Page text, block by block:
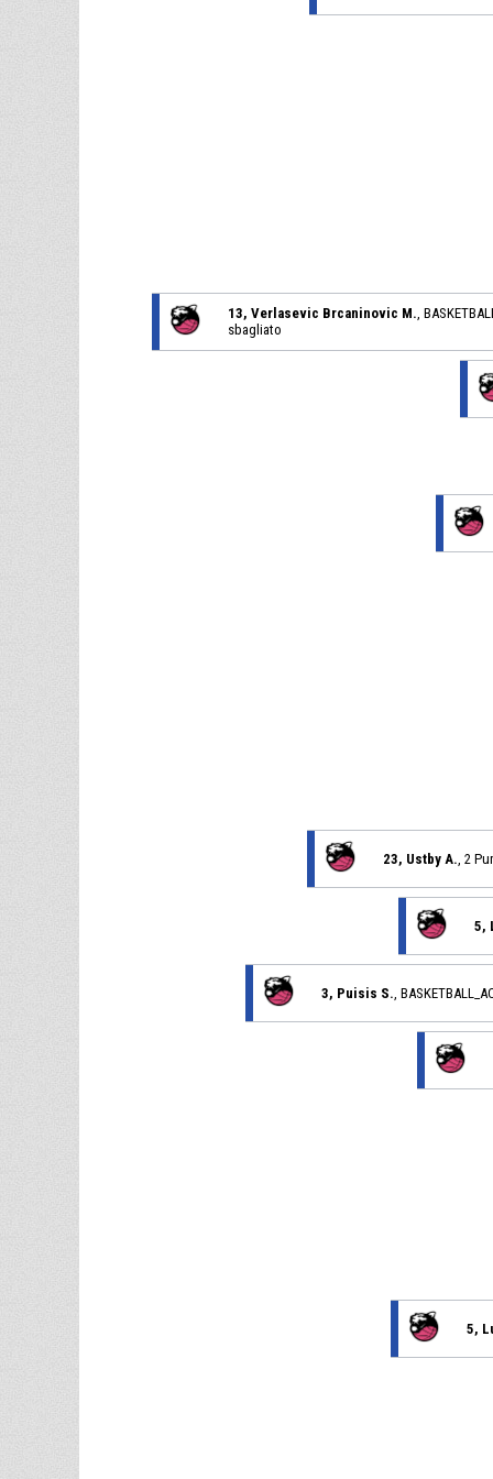
13, Verlasevic Brcaninovic M. ,
sbagliato
23, Ustby A. , 2
5,
3, Puisis S. ,
5,